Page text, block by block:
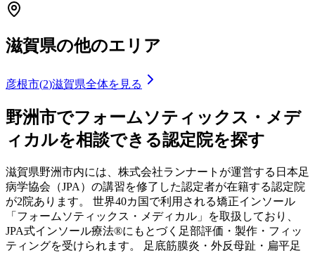
滋賀県の他のエリア
彦根市(2)滋賀県全体を見る
野洲市でフォームソティックス・メデ
ィカルを相談できる認定院を探す
滋賀県野洲市内には、株式会社ランナートが運営する日本足
病学協会（JPA）の講習を修了した認定者が在籍する認定院
が2院あります。 世界40カ国で利用される矯正インソール
「フォームソティックス・メディカル」を取扱しており、
JPA式インソール療法®にもとづく足部評価・製作・フィッ
ティングを受けられます。 足底筋膜炎・外反母趾・扁平足